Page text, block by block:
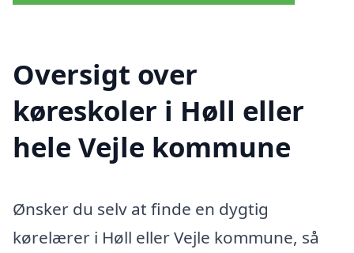
Oversigt over
køreskoler i Høll eller
hele Vejle kommune
Ønsker du selv at finde en dygtig
kørelærer i Høll eller Vejle kommune, så